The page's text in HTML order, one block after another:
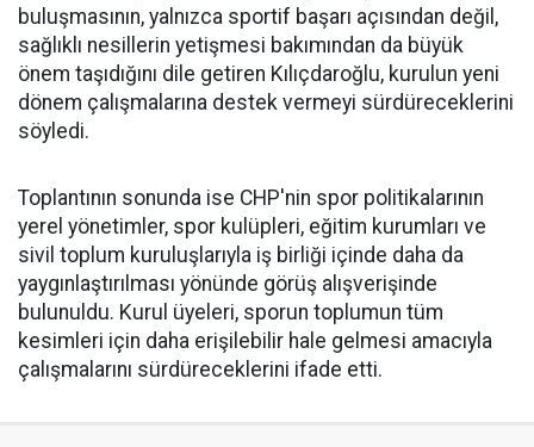
buluşmasının, yalnızca sportif başarı açısından değil,
sağlıklı nesillerin yetişmesi bakımından da büyük
önem taşıdığını dile getiren Kılıçdaroğlu, kurulun yeni
dönem çalışmalarına destek vermeyi sürdüreceklerini
söyledi.
Toplantının sonunda ise CHP'nin spor politikalarının
yerel yönetimler, spor kulüpleri, eğitim kurumları ve
sivil toplum kuruluşlarıyla iş birliği içinde daha da
yaygınlaştırılması yönünde görüş alışverişinde
bulunuldu. Kurul üyeleri, sporun toplumun tüm
kesimleri için daha erişilebilir hale gelmesi amacıyla
çalışmalarını sürdüreceklerini ifade etti.